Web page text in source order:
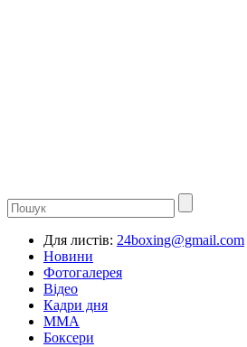
Для листів: 24boxing@gmail.com
Новини
Фотогалерея
Відео
Кадри дня
ММА
Боксери